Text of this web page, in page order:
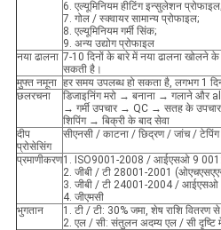
6. एल्यूमिनियम हीटिंग इन्सुलेशन प्रोफाइल;
7. गोल / स्क्वायर सामान्य प्रोफाइल;
8. एल्यूमिनियम गर्मी सिंक;
9. अन्य उद्योग प्रोफाइल
नया ढालना 7-10 दिनों के बारे में नया ढालना खोलने के
सकती है।
मुफ्त नमूना हर समय उपलब्ध हो सकता है, लगभग 1
छलरचना
डिजाइनिंग मरो → बनाना → गलाने
→ गर्मी उपचार → QC → सतह के
शिपिंग → बिक्री के बाद सेवा
दीप
प्रोसेसिंग
सीएनसी / काटना / छिद्रण / जांच / टेपिंग
प्रमाणीकरण1. ISO9001-2008 / आईएसओ 9
2. जीबी / टी 28001-2001
3. जीबी / टी 24001-2004 /
4. जीएमसी
भुगतान
1. टी / टी: 30% जमा, शेष राशि वितरण
2. एल / सी: संतुलन अदम्य एल / सी दृष्टि